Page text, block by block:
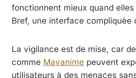
fonctionnent mieux quand
Bref, une interface compliquée
La vigilance est de mise, car
comme Mavanime peuvent
utilisateurs à des menaces